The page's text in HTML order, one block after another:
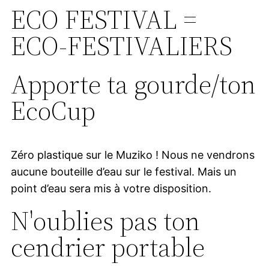
ECO FESTIVAL =
ECO-FESTIVALIERS
Apporte ta gourde/ton
EcoCup
Zéro plastique sur le Muziko ! Nous ne vendrons
aucune bouteille d’eau sur le festival. Mais un
point d’eau sera mis à votre disposition.
N'oublies pas ton
cendrier portable